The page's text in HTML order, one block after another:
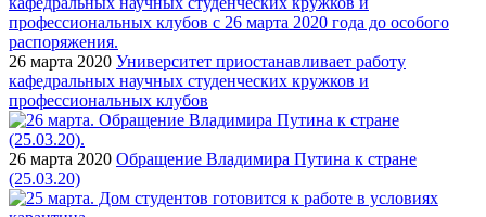
26 марта 2020 Университет приостанавливает работу
кафедральных научных студенческих кружков и
профессиональных клубов
26 марта 2020 Обращение Владимира Путина к стране
(25.03.20)